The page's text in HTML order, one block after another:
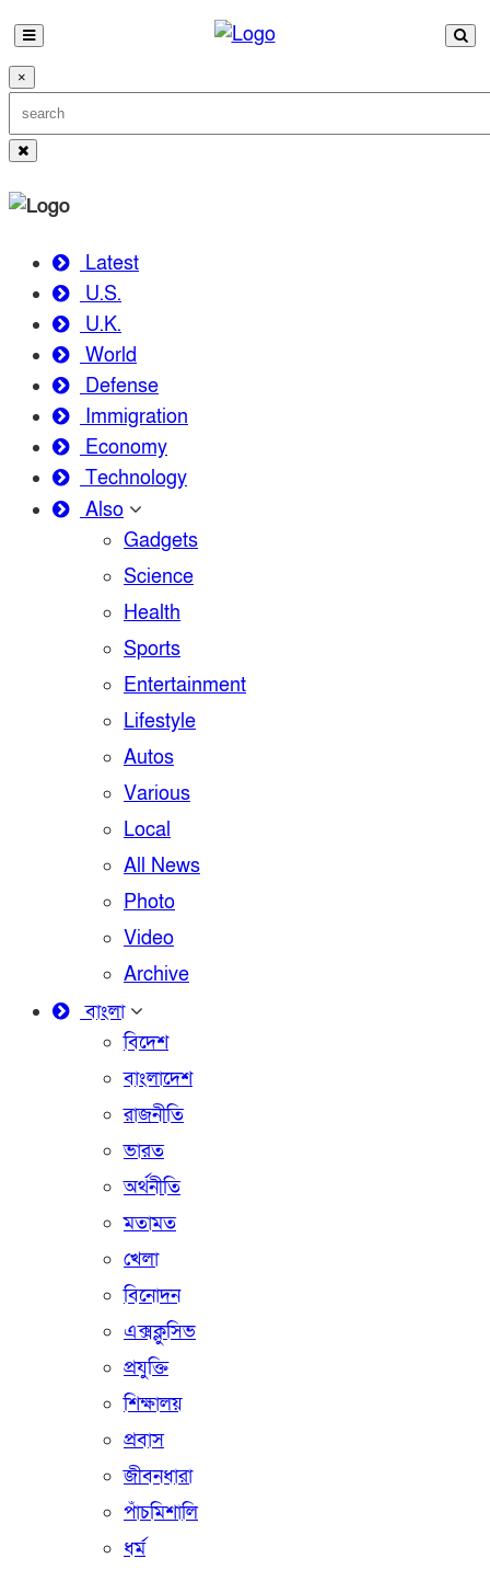
×
Latest
U.S.
U.K.
World
Defense
Immigration
Economy
Technology
Also
Gadgets
Science
Health
Sports
Entertainment
Lifestyle
Autos
Various
Local
All News
Photo
Video
Archive
বাংলা
বিদেশ
বাংলাদেশ
রাজনীতি
ভারত
অর্থনীতি
মতামত
খেলা
বিনোদন
এক্সক্লুসিভ
প্রযুক্তি
শিক্ষালয়
প্রবাস
জীবনধারা
পাঁচমিশালি
ধর্ম